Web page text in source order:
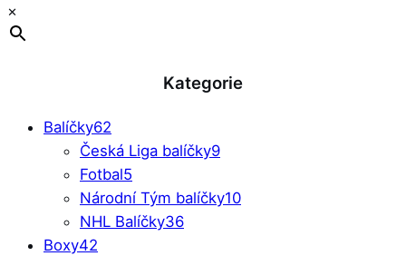
×
Kategorie
Balíčky62
Česká Liga balíčky9
Fotbal5
Národní Tým balíčky10
NHL Balíčky36
Boxy42